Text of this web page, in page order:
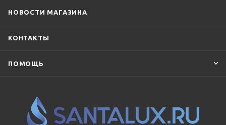
НОВОСТИ МАГАЗИНА
КОНТАКТЫ
ПОМОЩЬ